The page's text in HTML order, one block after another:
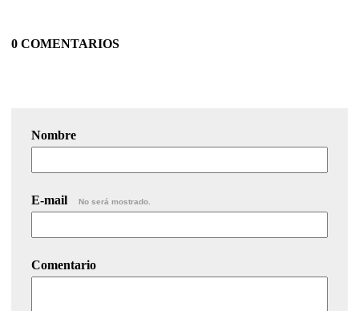
0 COMENTARIOS
Nombre
E-mail No será mostrado.
Comentario